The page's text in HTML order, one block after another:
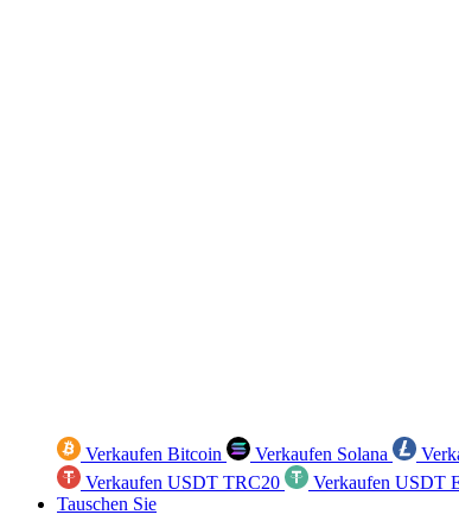
Verkaufen Bitcoin Verkaufen Solana
Verkaufen USDT TRC20
Verkaufen USDT
Tauschen Sie